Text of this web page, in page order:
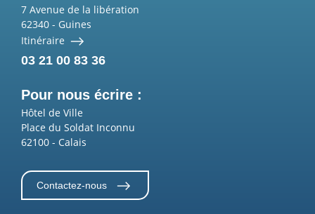
Contactez-nous
7 Avenue de la libération
62340 - Guines
Itinéraire
03 21 00 83 36
Pour nous écrire :
Hôtel de Ville
Place du Soldat Inconnu
62100 - Calais